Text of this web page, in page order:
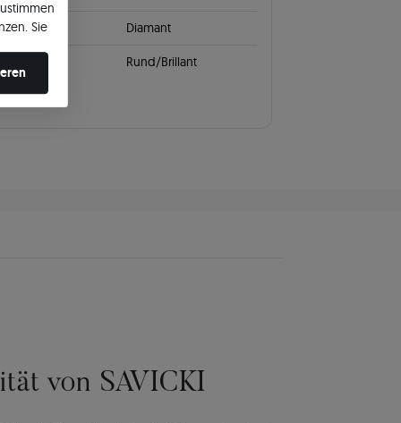
Diamant
Rund/Brillant
von SAVICKI
Sie